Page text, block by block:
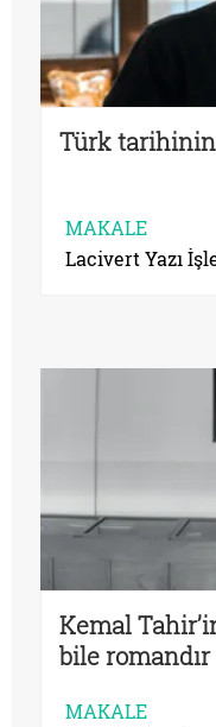
Türk
MAKALE
Lacivert Yazı
Kemal
bile romandır
MAKALE